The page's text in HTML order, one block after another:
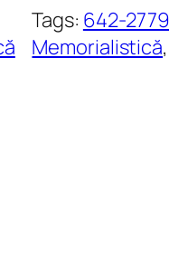
Tags: 642-2779
Memorialistică,